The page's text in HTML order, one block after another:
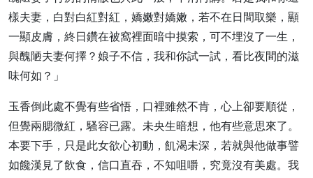
樣夫妻，白對白紅對紅，嬌嫩對嬌嫩，若不在日間取樂，顯
一顯皮膚，終日鑽在被窩裡面暗中摸索，可不埋沒了一生，
與醜陋夫妻何擇？娘子不信，我和你試一試，看比夜間的滋
味何如？」
玉香倒此處不覺有些省悟，口裡雖然不肯，心上卻要順從，
但覺兩腮微紅，騷容已露。未央生暗想，他有些意思來了。
本要下手，只是此女欲心初動，飢渴未深，若就與他做事譬
如饞漢見了飲食，信口直吞，不知咀嚼，究竟沒有美處。我